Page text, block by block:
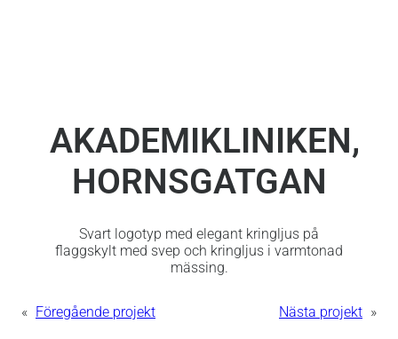
AKADEMIKLINIKEN,
HORNSGATGAN
Svart logotyp med elegant kringljus på
flaggskylt med svep och kringljus i varmtonad
mässing.
« Föregående projekt Nästa projekt »